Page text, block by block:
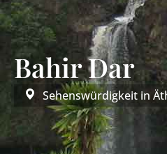
Bahir Dar
Sehenswürdigkeit in